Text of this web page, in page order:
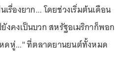
รื่องยาก... โดยช่วงเริ่มต้นเดือน
งคงเป็นบวก สหรัฐอเมริกาก็พอก
ดหู่..." ที่ตลาดยานยนต์ทั้งหมด